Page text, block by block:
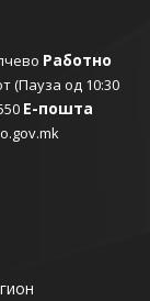
Работно
(Пауза од 10:30
Е-пошта